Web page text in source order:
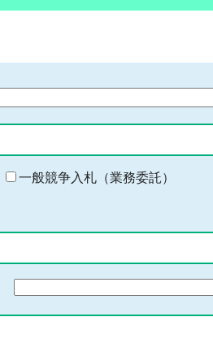
一般競争入札（業務委託）